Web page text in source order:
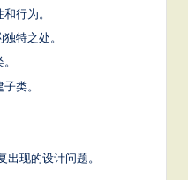
行为。
特之处。
类。
出现的设计问题。